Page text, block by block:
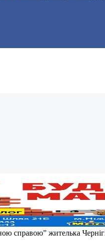
справою” жителька